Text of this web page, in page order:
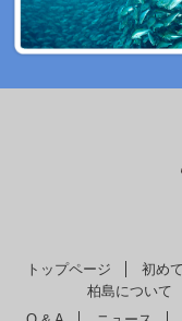
トップページ 初め
柏島について